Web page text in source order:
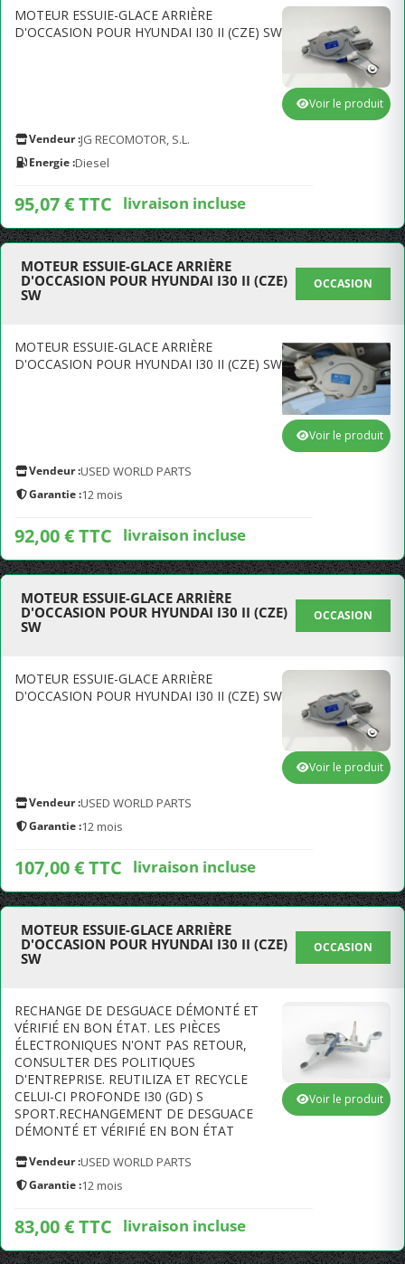
MOTEUR ESSUIE-GLACE ARRIÈRE
D'OCCASION POUR HYUNDAI I30 II (CZE) SW
Vendeur :JG RECOMOTOR, S.L.
Energie :Diesel
95,07 € TTC livraison incluse
Voir le produit
MOTEUR ESSUIE-GLACE ARRIÈRE
D'OCCASION POUR HYUNDAI I30 II (CZE)
SW
OCCASION
MOTEUR ESSUIE-GLACE ARRIÈRE
D'OCCASION POUR HYUNDAI I30 II (CZE) SW
Vendeur :USED WORLD PARTS
Garantie :12 mois
92,00 € TTC livraison incluse
Voir le produit
MOTEUR ESSUIE-GLACE ARRIÈRE
D'OCCASION POUR HYUNDAI I30 II (CZE)
SW
OCCASION
MOTEUR ESSUIE-GLACE ARRIÈRE
D'OCCASION POUR HYUNDAI I30 II (CZE) SW
Vendeur :USED WORLD PARTS
Garantie :12 mois
107,00 € TTC livraison incluse
Voir le produit
MOTEUR ESSUIE-GLACE ARRIÈRE
D'OCCASION POUR HYUNDAI I30 II (CZE)
SW
OCCASION
RECHANGE DE DESGUACE DÉMONTÉ ET
VÉRIFIÉ EN BON ÉTAT. LES PIÈCES
ÉLECTRONIQUES N'ONT PAS RETOUR,
CONSULTER DES POLITIQUES
D'ENTREPRISE. REUTILIZA ET RECYCLE
CELUI-CI PROFONDE I30 (GD) S
SPORT.RECHANGEMENT DE DESGUACE
DÉMONTÉ ET VÉRIFIÉ EN BON ÉTAT
Vendeur :USED WORLD PARTS
Garantie :12 mois
83,00 € TTC livraison incluse
Voir le produit